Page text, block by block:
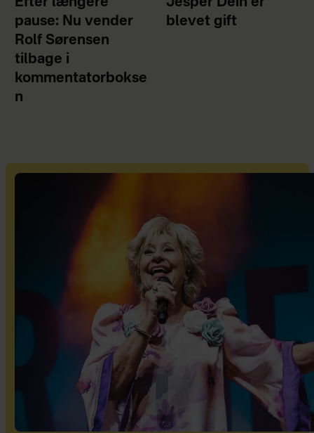
pause: Nu vender
Rolf Sørensen
tilbage i
kommentatorbokse
n
blevet gift